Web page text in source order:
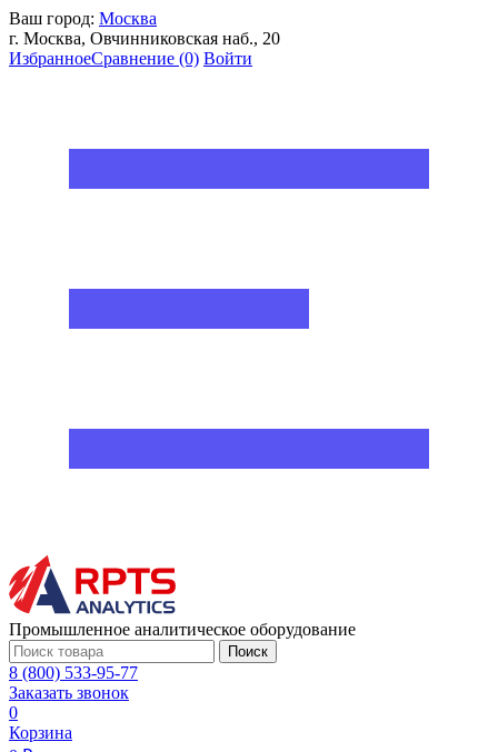
Ваш город: Москва
г. Москва, Овчинниковская наб., 20
ИзбранноеСравнение (0) Войти
Промышленное аналитическое оборудование
Поиск
8 (800) 533-95-77
Заказать звонок
0
Корзина